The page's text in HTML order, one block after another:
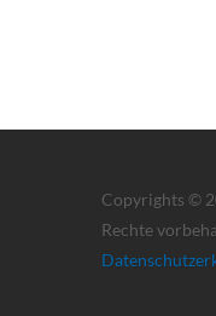
Copyrights ©
Rechte